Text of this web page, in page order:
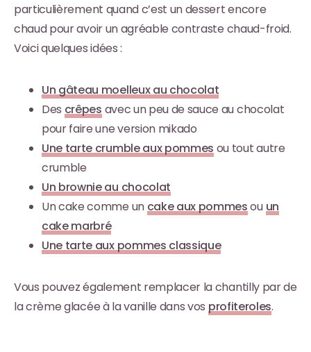
particulièrement quand c’est un dessert encore
chaud pour avoir un agréable contraste chaud-froid.
Voici quelques idées :
Un gâteau moelleux au chocolat
Des crêpes avec un peu de sauce au chocolat
pour faire une version mikado
Une tarte crumble aux pommes ou tout autre
crumble
Un brownie au chocolat
Un cake comme un cake aux pommesou un
cake marbré
Une tarte aux pommes classique
Vous pouvez également remplacer la chantilly par de
la crème glacée à la vanille dans vos profiteroles.